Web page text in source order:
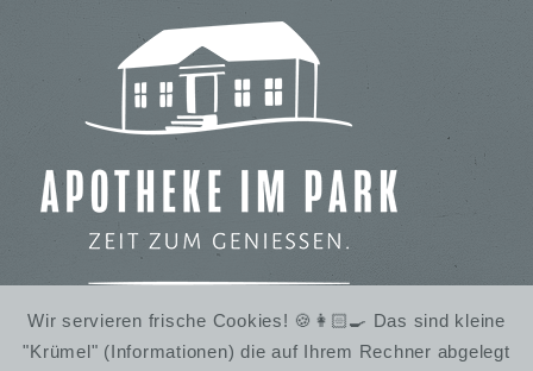
IMBISS IM STADTPARK
Wir servieren frische Cookies! 🍪👩🏻‍🍳 Das sind kleine
"Krümel" (Informationen) die auf Ihrem Rechner abgelegt